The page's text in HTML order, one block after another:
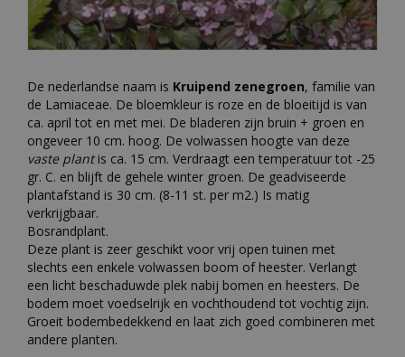
De nederlandse naam is Kruipend zenegroen, familie van
de Lamiaceae. De bloemkleur is roze en de bloeitijd is van
ca. april tot en met mei. De bladeren zijn bruin + groen en
ongeveer 10 cm. hoog. De volwassen hoogte van deze
vaste plantis ca. 15 cm. Verdraagt een temperatuur tot -25
gr. C. en blijft de gehele winter groen. De geadviseerde
plantafstand is 30 cm. (8-11 st. per m2.) Is matig
verkrijgbaar.
Bosrandplant.
Deze plant is zeer geschikt voor vrij open tuinen met
slechts een enkele volwassen boom of heester. Verlangt
een licht beschaduwde plek nabij bomen en heesters. De
bodem moet voedselrijk en vochthoudend tot vochtig zijn.
Groeit bodembedekkend en laat zich goed combineren met
andere planten.